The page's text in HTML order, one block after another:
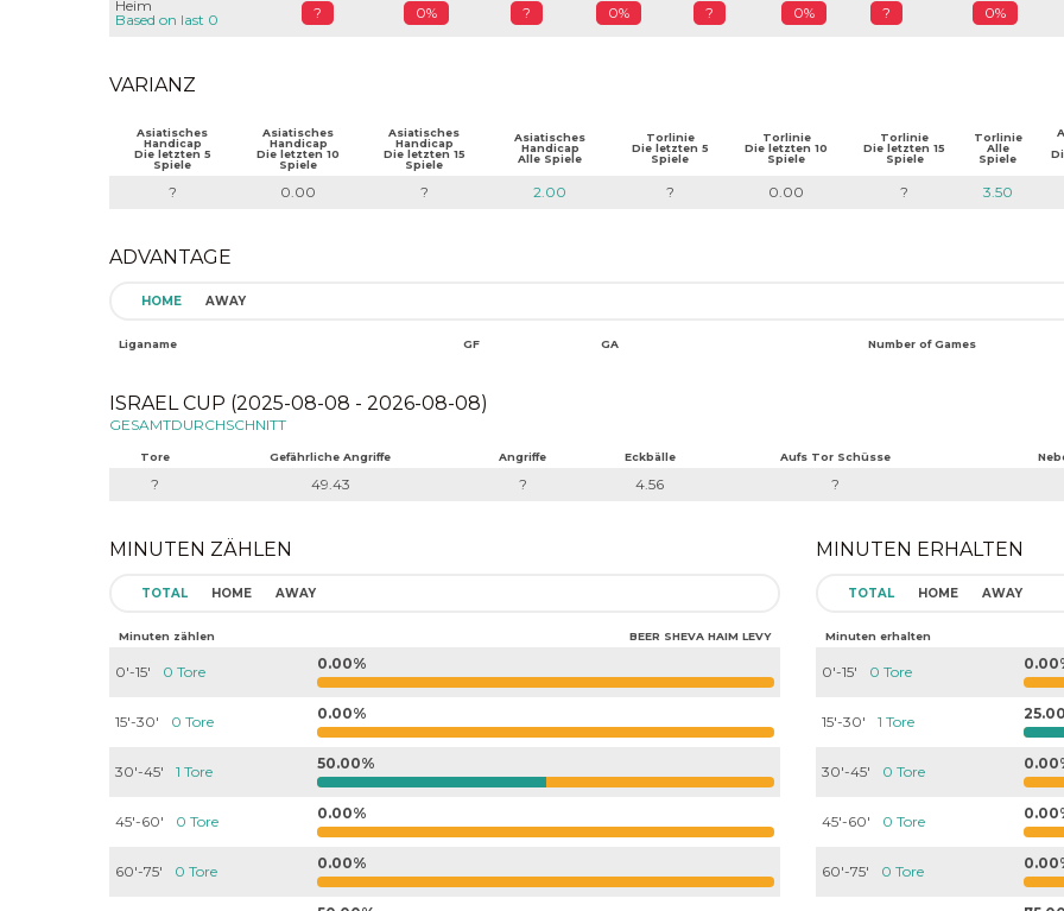
Heim
Based on last 0
? 0% ? 0% ? 0% ? 0%
VARIANZ
Asiatisches
Handicap
Die letzten 5
Spiele
Asiatisches
Handicap
Die letzten 10
Spiele
Asiatisches
Handicap
Die letzten 15
Spiele
Asiatisches
Handicap
Alle Spiele
Torlinie
Die letzten 5
Spiele
Torlinie
Die letzten 10
Spiele
Torlinie
Die letzten 15
Spiele
Torlinie
Alle
Spiele
? 0.00 ? 2.00 ? 0.00 ? 3.50
ADVANTAGE
HOME AWAY
Liganame GF GA Number of Games
ISRAEL CUP (2025-08-08 - 2026-08-08)
GESAMTDURCHSCHNITT
Tore Gefährliche Angriffe Angriffe Eckbälle Aufs Tor Schüsse
? 49.43 ? 4.56 ?
MINUTEN ZÄHLEN
TOTAL HOME AWAY
Minuten zählen BEER SHEVA HAIM LEVY
0'-15' 0 Tore 0.00%
15'-30' 0 Tore 0.00%
30'-45' 1 Tore 50.00%
45'-60' 0 Tore 0.00%
60'-75' 0 Tore 0.00%
MINUTEN ERHALTEN
TOTAL HOME AWAY
Minuten erhalten
0'-15' 0 Tore
15'-30' 1 Tore
30'-45' 0 Tore
45'-60' 0 Tore
60'-75' 0 Tore